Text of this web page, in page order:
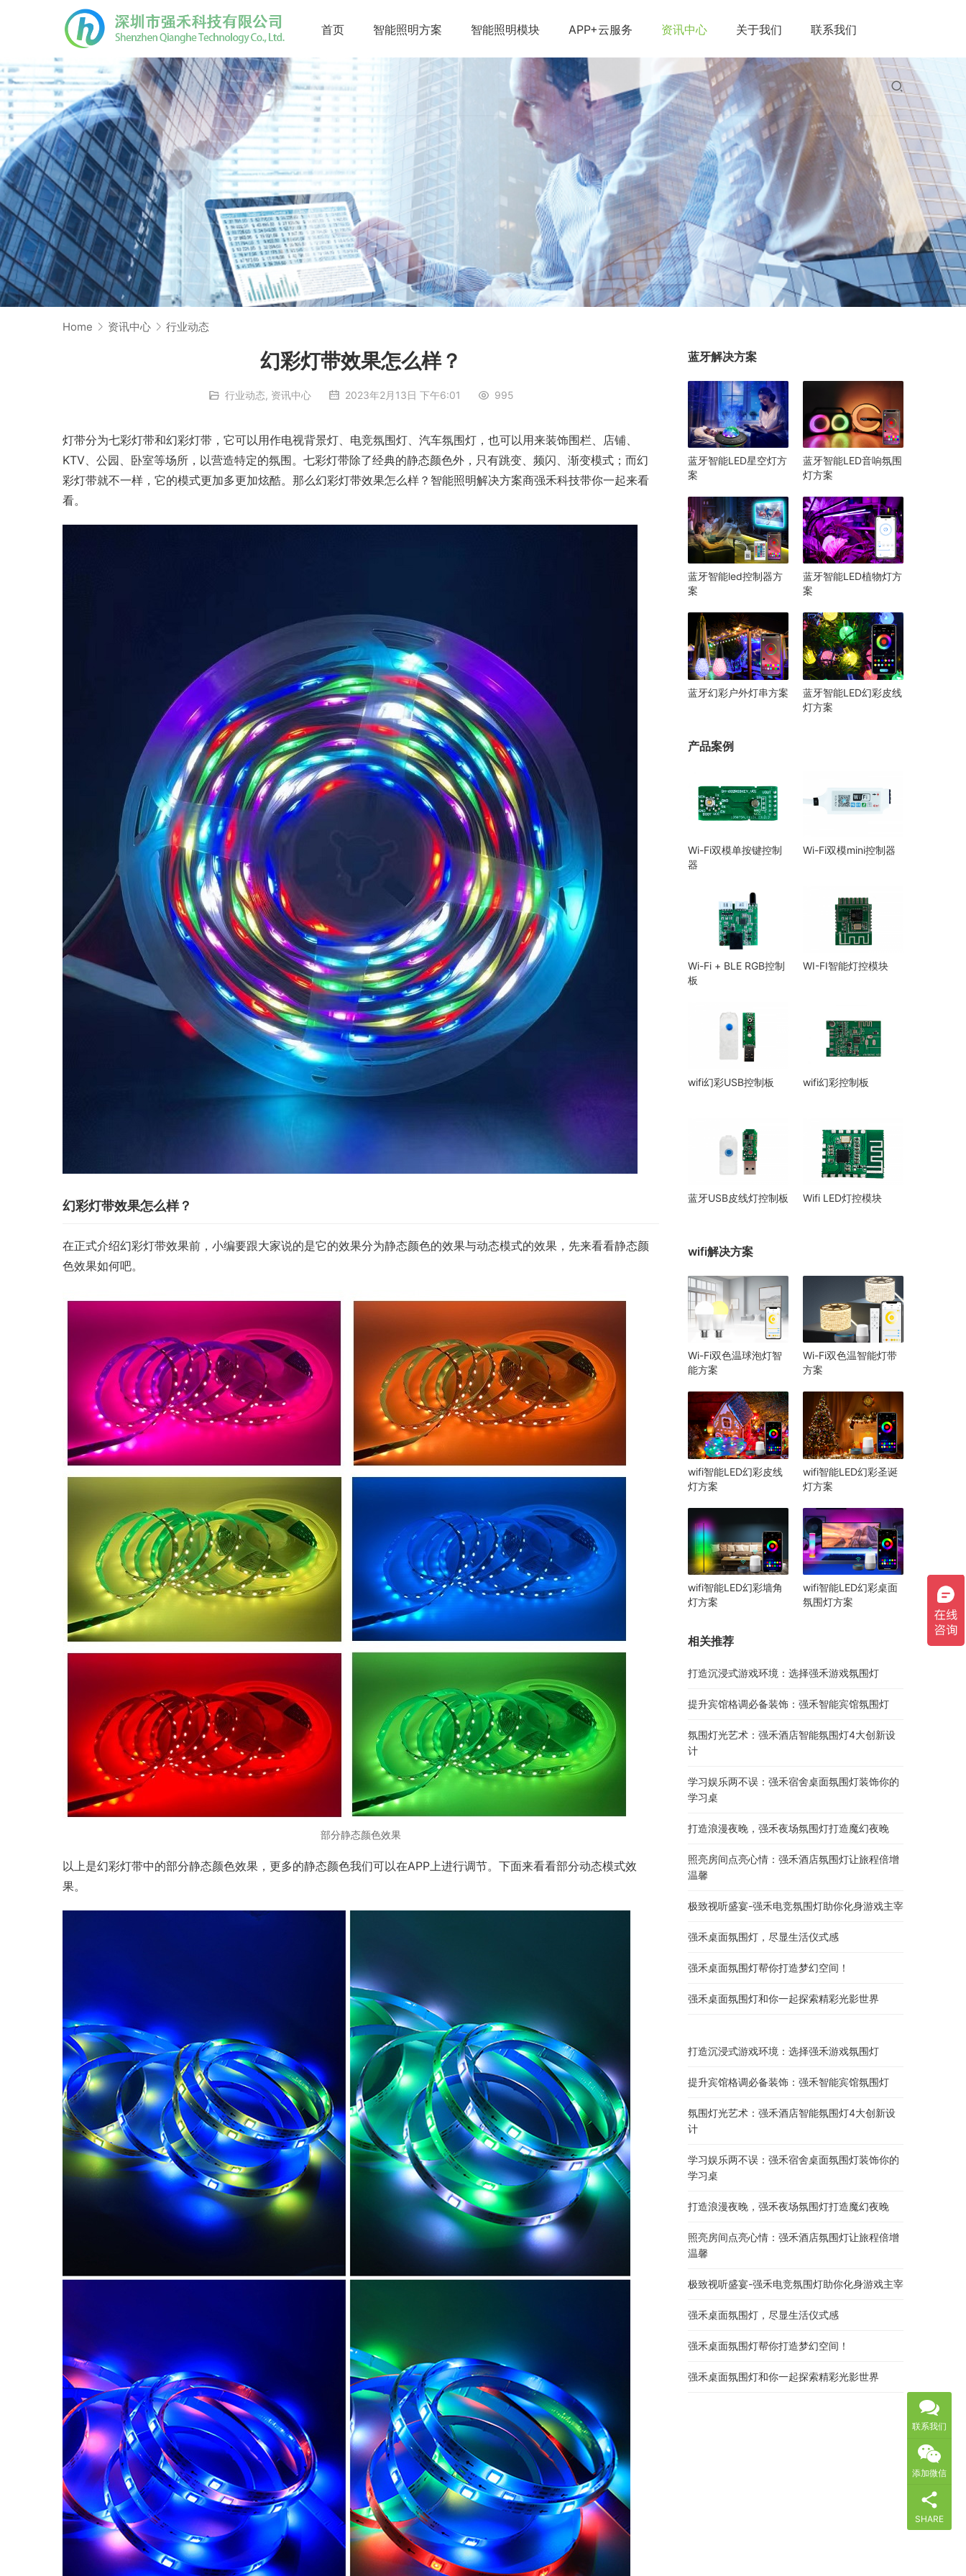
首页 智能照明方案 智能照明模块 APP+云服务 资讯中心 关于我们 联系我们
Home 资讯中心 行业动态
幻彩灯带效果怎么样？
行业动态, 资讯中心 2023年2月13日 下午6:01 995
灯带分为七彩灯带和幻彩灯带，它可以用作电视背景灯、电竞氛围灯、汽车氛围灯，也可以用来装饰围栏、店铺、
KTV、公园、卧室等场所，以营造特定的氛围。七彩灯带除了经典的静态颜色外，只有跳变、频闪、渐变模式；而幻
彩灯带就不一样，它的模式更加多更加炫酷。那么幻彩灯带效果怎么样？智能照明解决方案商强禾科技带你一起来看
看。
幻彩灯带效果怎么样？
在正式介绍幻彩灯带效果前，小编要跟大家说的是它的效果分为静态颜色的效果与动态模式的效果，先来看看静态颜
色效果如何吧。
部分静态颜色效果
以上是幻彩灯带中的部分静态颜色效果，更多的静态颜色我们可以在APP上进行调节。下面来看看部分动态模式效
果。
蓝牙解决方案
蓝牙智能LED星空灯方
案
蓝牙智能LED音响氛围
灯方案
蓝牙智能led控制器方
案
蓝牙智能LED植物灯方
案
蓝牙幻彩户外灯串方案
蓝牙智能LED幻彩皮线
灯方案
产品案例
Wi-Fi双模单按键控制
器
Wi-Fi双模mini控制器
Wi-Fi + BLE RGB控制
板
WI-FI智能灯控模块
wifi幻彩USB控制板 wifi幻彩控制板
蓝牙USB皮线灯控制板 Wifi LED灯控模块
wifi解决方案
Wi-Fi双色温球泡灯智
能方案
Wi-Fi双色温智能灯带
方案
wifi智能LED幻彩皮线
灯方案
wifi智能LED幻彩圣诞
灯方案
wifi智能LED幻彩墙角
灯方案
wifi智能LED幻彩桌面
氛围灯方案
相关推荐
打造沉浸式游戏环境：选择强禾游戏氛围灯
提升宾馆格调必备装饰：强禾智能宾馆氛围灯
氛围灯光艺术：强禾酒店智能氛围灯4大创新设
计
学习娱乐两不误：强禾宿舍桌面氛围灯装饰你的
学习桌
打造浪漫夜晚，强禾夜场氛围灯打造魔幻夜晚
照亮房间点亮心情：强禾酒店氛围灯让旅程倍增
温馨
极致视听盛宴-强禾电竞氛围灯助你化身游戏主宰
强禾桌面氛围灯，尽显生活仪式感
强禾桌面氛围灯帮你打造梦幻空间！
强禾桌面氛围灯和你一起探索精彩光影世界
打造沉浸式游戏环境：选择强禾游戏氛围灯
提升宾馆格调必备装饰：强禾智能宾馆氛围灯
氛围灯光艺术：强禾酒店智能氛围灯4大创新设
计
学习娱乐两不误：强禾宿舍桌面氛围灯装饰你的
学习桌
打造浪漫夜晚，强禾夜场氛围灯打造魔幻夜晚
照亮房间点亮心情：强禾酒店氛围灯让旅程倍增
温馨
极致视听盛宴-强禾电竞氛围灯助你化身游戏主宰
强禾桌面氛围灯，尽显生活仪式感
强禾桌面氛围灯帮你打造梦幻空间！
强禾桌面氛围灯和你一起探索精彩光影世界
联系我们
添加微信
SHARE